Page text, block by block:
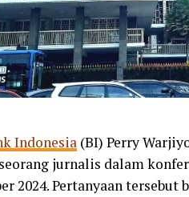
Indonesia (BI) Perry
jurnalis dalam
2024. Pertanyaan